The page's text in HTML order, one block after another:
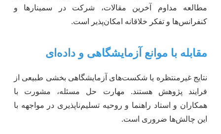
مطالعه مداوم آخرین مقالات، شرکت در سمینارها و
کنفرانس‌ها و تفکر خلاقانه امکان‌پذیر است.
مقابله با موانع آزمایشگاهی و داده‌ای
نتایج غیرمنتظره یا شکست‌های آزمایشگاهی بخشی طبیعی از
فرایند پژوهش هستند. مهارت حل مسئله، مشورت با
همکاران و استاد راهنما و روحیه تسلیم‌ناپذیری در مواجهه با
این چالش‌ها ضروری است.